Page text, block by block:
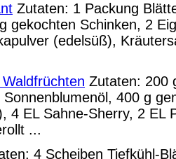
Zutaten: 1 Packung
gekochten Schinken, 2
(edelsüß),
Zutaten: 200
400 g
4 EL Sahne-Sherry, 2 EL
...
4 Scheiben Tiefkühl-